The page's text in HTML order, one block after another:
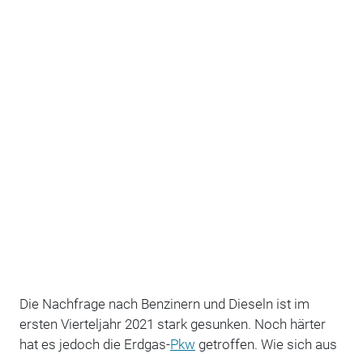
Die Nachfrage nach Benzinern und Dieseln ist im
ersten Vierteljahr 2021 stark gesunken. Noch härter
hat es jedoch die Erdgas-Pkw getroffen. Wie sich aus